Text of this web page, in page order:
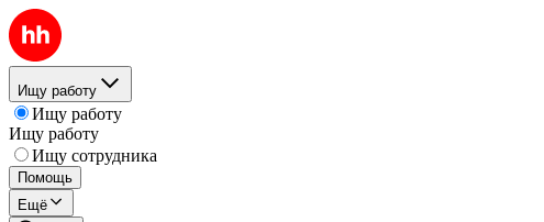
Ищу работу
Ищу работу
Ищу работу
Ищу сотрудника
Помощь
Ещё